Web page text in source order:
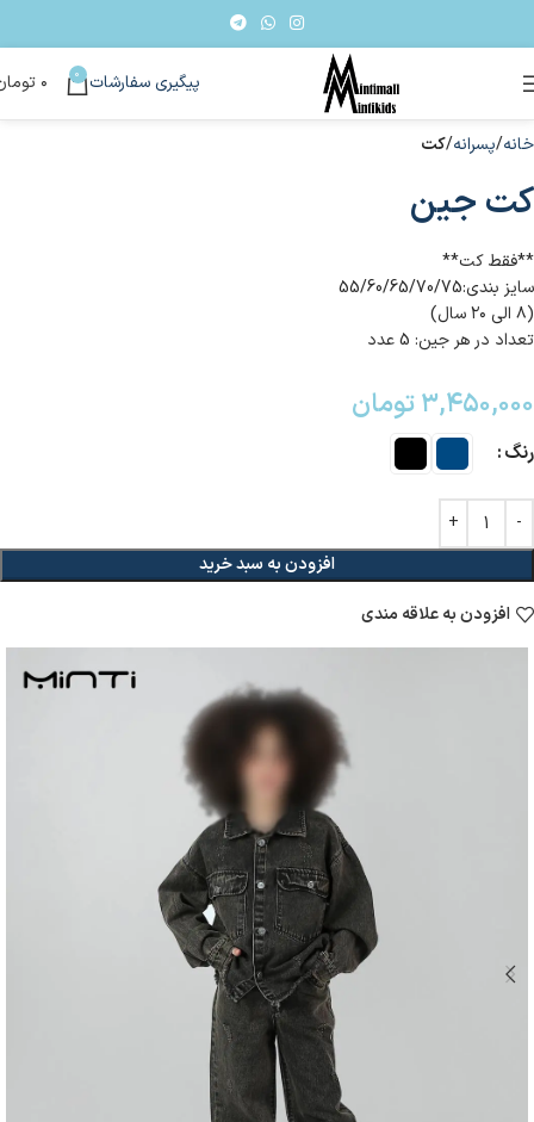
پیگیری سفارشات 0 ۰
خانه پسرانه کت
کت جین
**فقط کت**
سایز بندی:55/60/65/70/75
(۸ الی ۲۰ سال)
تعداد در هر جین: 5 عدد
۳,۴۵۰,۰۰۰تومان
رنگ
افزودن به سبد خرید
افزودن به علاقه مندی